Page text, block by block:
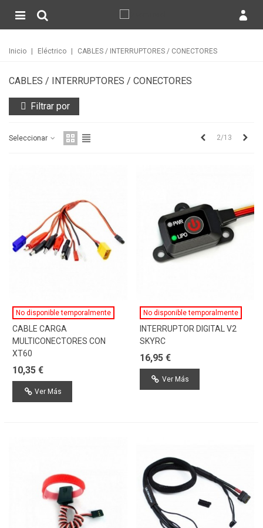
Inicio Eléctrico CABLES / INTERRUPTORES / CONECTORES
CABLES / INTERRUPTORES / CONECTORES
Filtrar por
Seleccionar Anterior
2/13
No disponible temporalmente
CABLE CARGA
MULTICONECTORES CON
XT60
10,35 €
Ver Más
No disponible temporalmente
INTERRUPTOR DIGITAL V2
SKYRC
16,95 €
Ver Más